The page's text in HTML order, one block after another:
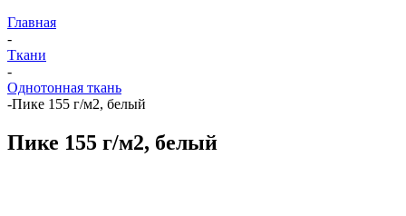
Главная
-
Ткани
-
Однотонная ткань
-Пике 155 г/м2, белый
Пике 155 г/м2, белый